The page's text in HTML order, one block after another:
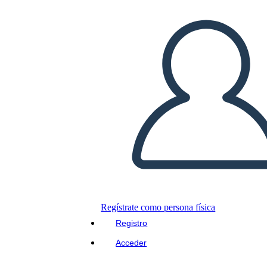
Regístrate como persona física
Registro
Acceder
CREAR UN GUIÓN GRÁFICO
JUEGO DE DIAPOSITIVAS
LEERME